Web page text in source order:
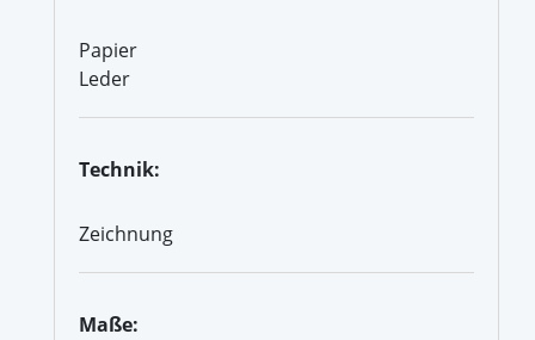
Papier
Leder
Technik:
Zeichnung
Maße: